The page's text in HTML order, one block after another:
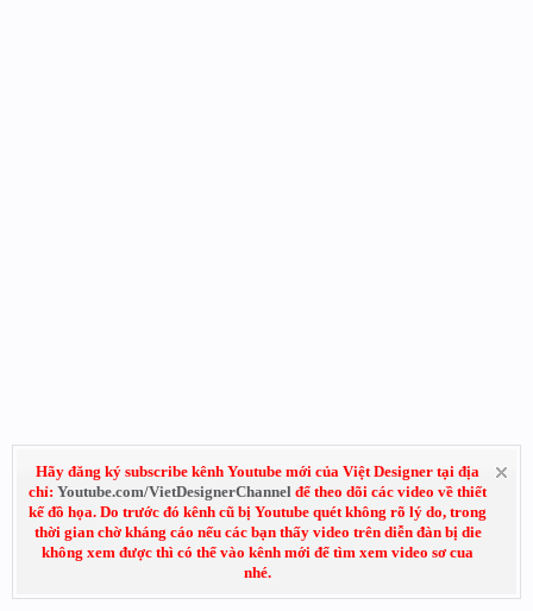
Hãy đăng ký subscribe kênh Youtube mới của Việt Designer tại địa
chỉ: Youtube.com/VietDesignerChannel để theo dõi các video về thiết
kế đồ họa. Do trước đó kênh cũ bị Youtube quét không rõ lý do, trong
thời gian chờ kháng cáo nếu các bạn thấy video trên diễn đàn bị die
không xem được thì có thể vào kênh mới để tìm xem video sơ cua
nhé.